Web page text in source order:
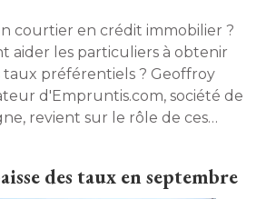
courtier en crédit immobilier ?
aider les particuliers à obtenir
taux préférentiels ? Geoffroy
d'Empruntis.com, société de
revient sur le rôle de ces
des taux en septembre